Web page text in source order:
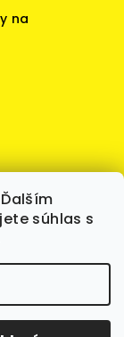
súhlas s
quality,
batérie,
batérie